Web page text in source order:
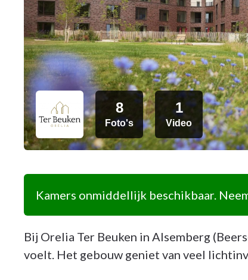
8
Foto's
1
Video
Kamers onmiddellijk beschikbaar.
Bij Orelia Ter Beuken in Alsemberg
voelt. Het gebouw geniet van veel